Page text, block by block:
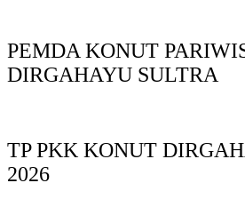
PEMDA KONUT
DIRGAHAYU SULTRA
TP PKK KONUT
2026